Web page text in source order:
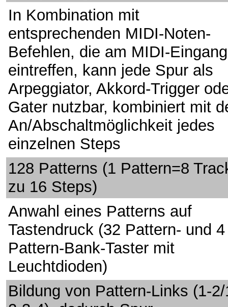
In Kombination mit
entsprechenden MIDI-Noten-
Befehlen, die am MIDI-Eingang
eintreffen, kann jede Spur als
Arpeggiator, Akkord-Trigger
Gater nutzbar, kombiniert mit
An/Abschaltmöglichkeit jedes
einzelnen Steps
128 Patterns (1 Pattern=8
zu 16 Steps)
Anwahl eines Patterns auf
Tastendruck (32 Pattern- und 4
Pattern-Bank-Taster mit
Leuchtdioden)
Bildung von Pattern-Links (1-